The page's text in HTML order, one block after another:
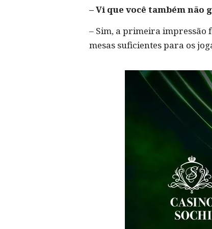
– Vi que você também não
– Sim, a primeira impressão
mesas suficientes para os